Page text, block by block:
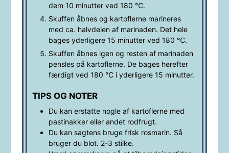
dem 10 minutter ved 180 ℃.
Skuffen åbnes og kartoflerne marineres
med ca. halvdelen af marinaden. Det hele
bages yderligere 15 minutter ved 180 ℃.
Skuffen åbnes igen og resten af marinaden
pensles på kartoflerne. De bages herefter
færdigt ved 180 ℃ i yderligere 15 minutter.
TIPS OG NOTER
Du kan erstatte nogle af kartoflerne med
pastinakker eller andet rodfrugt.
Du kan sagtens bruge frisk rosmarin. Så
bruger du blot. 2-3 stilke.